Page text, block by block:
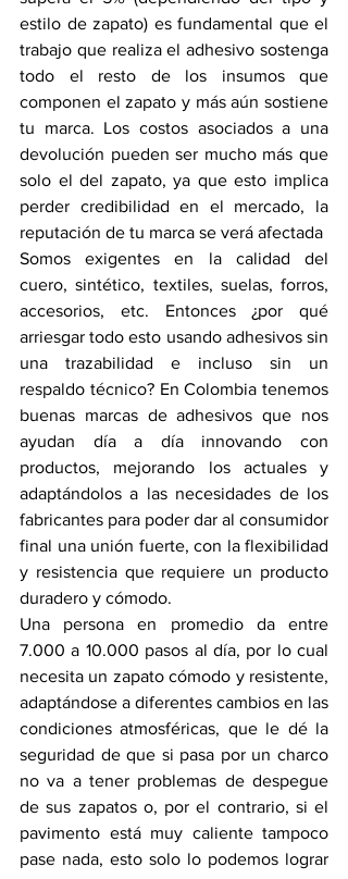
estilo de zapato) es fundamental que el
trabajo que realiza el adhesivo sostenga
todo el resto de los insumos que
componen el zapato y más aún sostiene
tu marca. Los costos asociados a una
devolución pueden ser mucho más que
solo el del zapato, ya que esto implica
perder credibilidad en el mercado, la
reputación de tu marca se verá afectada
Somos exigentes en la calidad del
cuero, sintético, textiles, suelas, forros,
accesorios, etc. Entonces ¿por qué
arriesgar todo esto usando adhesivos sin
una trazabilidad e incluso sin un
respaldo técnico? En Colombia tenemos
buenas marcas de adhesivos que nos
ayudan día a día innovando con
productos, mejorando los actuales y
adaptándolos a las necesidades de los
fabricantes para poder dar al consumidor
final una unión fuerte, con la flexibilidad
y resistencia que requiere un producto
duradero y cómodo.
Una persona en promedio da entre
7.000 a 10.000 pasos al día, por lo cual
necesita un zapato cómodo y resistente,
adaptándose a diferentes cambios en las
condiciones atmosféricas, que le dé la
seguridad de que si pasa por un charco
no va a tener problemas de despegue
de sus zapatos o, por el contrario, si el
pavimento está muy caliente tampoco
pase nada, esto solo lo podemos lograr